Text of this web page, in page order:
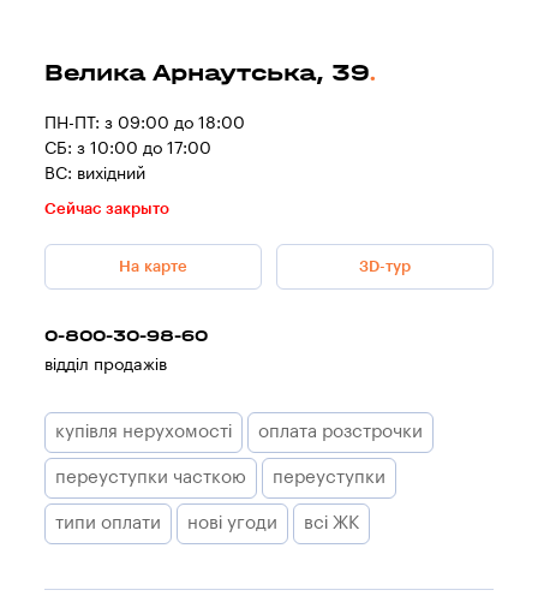
Велика Арнаутська, 39
ПН-ПТ: з 09:00 до 18:00
СБ: з 10:00 до 17:00
ВС: вихідний
Сейчас закрыто
На карте 3D-тур
0-800-30-98-60
відділ продажів
купівля нерухомості оплата розстрочки
переуступки часткою переуступки
типи оплати нові угоди всі ЖК